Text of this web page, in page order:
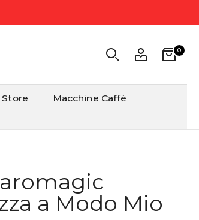
0
Macchine Caffè
a Modo Mio